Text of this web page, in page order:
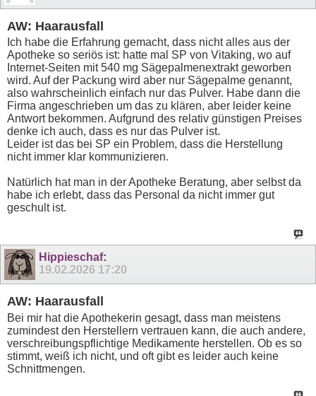
AW: Haarausfall
Ich habe die Erfahrung gemacht, dass nicht alles aus der
Apotheke so seriös ist: hatte mal SP von Vitaking, wo auf
Internet-Seiten mit 540 mg Sägepalmenextrakt geworben
wird. Auf der Packung wird aber nur Sägepalme genannt,
also wahrscheinlich einfach nur das Pulver. Habe dann die
Firma angeschrieben um das zu klären, aber leider keine
Antwort bekommen. Aufgrund des relativ günstigen Preises
denke ich auch, dass es nur das Pulver ist.
Leider ist das bei SP ein Problem, dass die Herstellung
nicht immer klar kommunizieren.
Natürlich hat man in der Apotheke Beratung, aber selbst da
habe ich erlebt, dass das Personal da nicht immer gut
geschult ist.
Hippieschaf:
19.02.2026 17:20
AW: Haarausfall
Bei mir hat die Apothekerin gesagt, dass man meistens
zumindest den Herstellern vertrauen kann, die auch andere,
verschreibungspflichtige Medikamente herstellen. Ob es so
stimmt, weiß ich nicht, und oft gibt es leider auch keine
Schnittmengen.